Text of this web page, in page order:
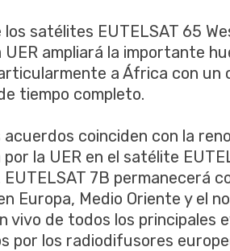
satélites EUTELSAT 65
UER ampliará la importante
a África con
tiempo completo.
acuerdos coinciden con la
la UER en el satélite
EUTELSAT 7B permanecerá
Europa, Medio Oriente y el
vivo de todos los principales
por los radiodifusores